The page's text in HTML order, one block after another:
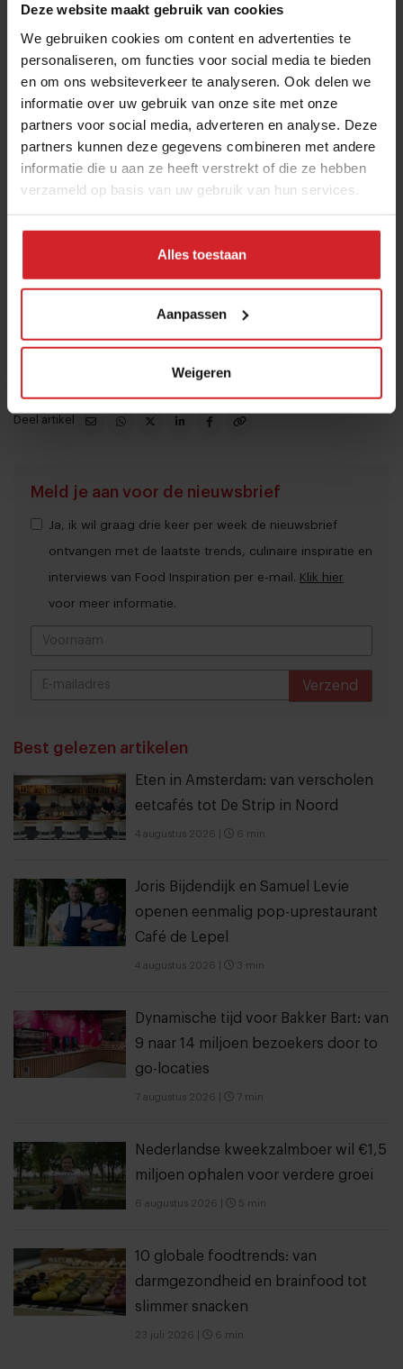
Deze website maakt gebruik van cookies
We gebruiken cookies om content en advertenties te
personaliseren, om functies voor social media te bieden
en om ons websiteverkeer te analyseren. Ook delen we
informatie over uw gebruik van onze site met onze
partners voor social media, adverteren en analyse. Deze
partners kunnen deze gegevens combineren met andere
informatie die u aan ze heeft verstrekt of die ze hebben
verzameld op basis van uw gebruik van hun services.
Alles toestaan
Aanpassen
Weigeren
Goede chefs, goede gastronomie
Sinds hij Parkeuvel verkocht, is hij verbonden aan de
Cas Spijkers Academie en richtte hij zijn eigen Cees
Helder Academie op. “Toen ik stopte met koken, kreeg
ik eindelijk de kans om iets terug te doen voor jonge
jonge mensen heeft hij in zijn jaren als chef wel niet
zegt hij. “Maar ze waren mij ook van nut. Ik maakte
gebruik van ze. Nu kan ik jonge mensen gerichter
begeleiden, coachen en inspireren.”
Dit artikel is afkomstig uit hetFood Inspiration Magazine
van juli 2018, met als thema 'Foodprofs geven zich
Deel artikel
Meld je aan voor de nieuwsbrief
Ja, ik wil graag drie keer per week de nieuwsbrief
ontvangen met de laatste trends, culinaire inspiratie en
interviews van Food Inspiration per e-mail. Klik hier
voor meer informatie.
Verzend
Best gelezen artikelen
Eten in Amsterdam: van verscholen
eetcafés tot De Strip in Noord
4 augustus 2026 6 min
Joris Bijdendijk en Samuel Levie
openen eenmalig pop-uprestaurant
Café de Lepel
4 augustus 2026 3 min
Dynamische tijd voor Bakker Bart: van
9 naar 14 miljoen bezoekers door to
go-locaties
7 augustus 2026 7 min
Nederlandse kweekzalmboer wil €1,5
miljoen ophalen voor verdere groei
6 augustus 2026 5 min
10 globale foodtrends: van
darmgezondheid en brainfood tot
slimmer snacken
23 juli 2026 6 min